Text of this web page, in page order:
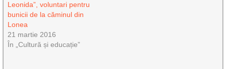
Leonida”, voluntari pentru
bunicii de la căminul din
Lonea
21 martie 2016
În „Cultură și educație”